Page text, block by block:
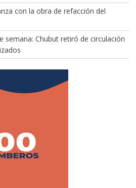
con la obra de refacción del
semana: Chubut retiró de circulación